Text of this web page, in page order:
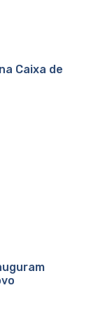
Caixa de